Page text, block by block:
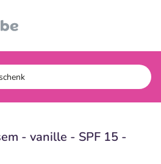
- vanille - SPF 15 -